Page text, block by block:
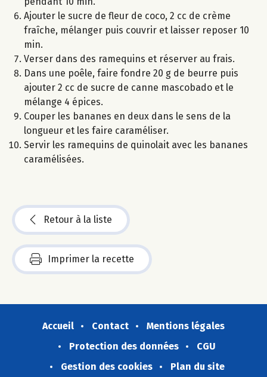
Ajouter le sucre de fleur de coco, 2 cc de crème
fraîche, mélanger puis couvrir et laisser reposer 10
min.
Verser dans des ramequins et réserver au frais.
Dans une poêle, faire fondre 20 g de beurre puis
ajouter 2 cc de sucre de canne mascobado et le
mélange 4 épices.
Couper les bananes en deux dans le sens de la
longueur et les faire caraméliser.
Servir les ramequins de quinolait avec les bananes
caramélisées.
Retour à la liste
Imprimer la recette
Accueil Contact
Mentions légales
Protection des données
CGU
Gestion des cookies
Plan du site